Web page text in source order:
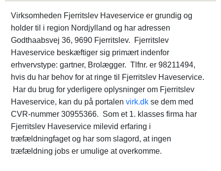
Virksomheden Fjerritslev Haveservice er grundig og
holder til i region Nordjylland og har adressen
Godthaabsvej 36, 9690 Fjerritslev. Fjerritslev
Haveservice beskæftiger sig primært indenfor
erhvervstype: gartner, Brolægger. Tlfnr. er 98211494,
hvis du har behov for at ringe til Fjerritslev Haveservice.
Har du brug for yderligere oplysninger om Fjerritslev
Haveservice, kan du på portalen virk.dk se dem med
CVR-nummer 30955366. Som et 1. klasses firma har
Fjerritslev Haveservice milevid erfaring i
træfældningfaget og har som slagord, at ingen
træfældning jobs er umulige at overkomme.